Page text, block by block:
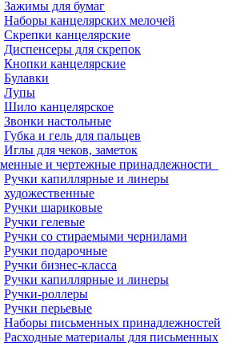
Зажимы для бумаг
Наборы канцелярских мелочей
Скрепки канцелярские
Диспенсеры для скрепок
Кнопки канцелярские
Булавки
Лупы
Шило канцелярское
Звонки настольные
Губка и гель для пальцев
Иглы для чеков, заметок
и чертежные принадлежности
Ручки капиллярные и линеры
художественные
Ручки шариковые
Ручки гелевые
Ручки со стираемыми чернилами
Ручки подарочные
Ручки бизнес-класса
Ручки капиллярные и линеры
Ручки-роллеры
Ручки перьевые
Наборы письменных принадлежностей
Расходные материалы для письменных